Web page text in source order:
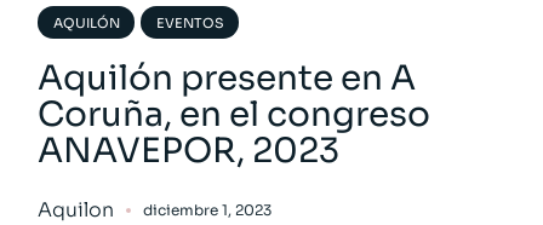
AQUILÓN EVENTOS
Aquilón presente en A
Coruña, en el congreso
ANAVEPOR, 2023
Aquilon diciembre 1, 2023